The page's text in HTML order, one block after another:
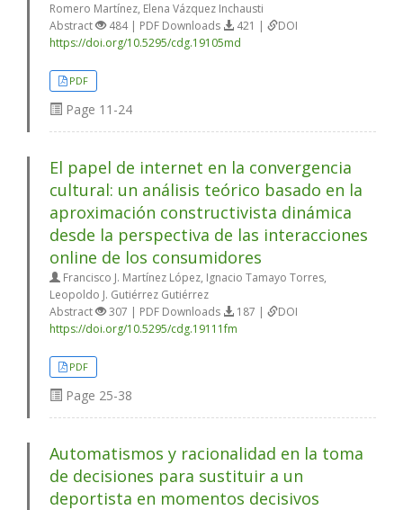
Romero Martínez, Elena Vázquez Inchausti
Abstract
484 | PDF Downloads 421 |
DOI
https://doi.org/10.5295/cdg.19105md
PDF
Page 11-24
El papel de internet en la convergencia
cultural: un análisis teórico basado en la
aproximación constructivista dinámica
desde la perspectiva de las interacciones
online de los consumidores
Francisco J. Martínez López, Ignacio Tamayo Torres,
Leopoldo J. Gutiérrez Gutiérrez
Abstract
307 | PDF Downloads 187 |
DOI
https://doi.org/10.5295/cdg.19111fm
PDF
Page 25-38
Automatismos y racionalidad en la toma
de decisiones para sustituir a un
deportista en momentos decisivos